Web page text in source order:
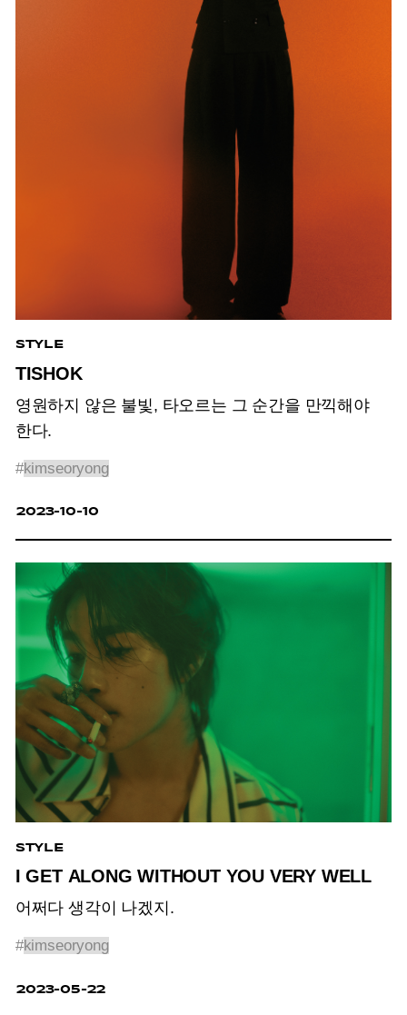
STYLE
TISHOK
영원하지 않은 불빛, 타오르는 그 순간을 만끽해야
한다.
#kimseoryong
2023-10-10
STYLE
I GET ALONG WITHOUT YOU VERY WELL
어쩌다 생각이 나겠지.
#kimseoryong
2023-05-22